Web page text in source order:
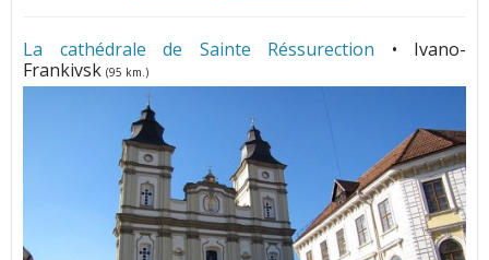
La cathédrale de Sainte Réssurection
• Ivano-
Frankivsk (95 km.)